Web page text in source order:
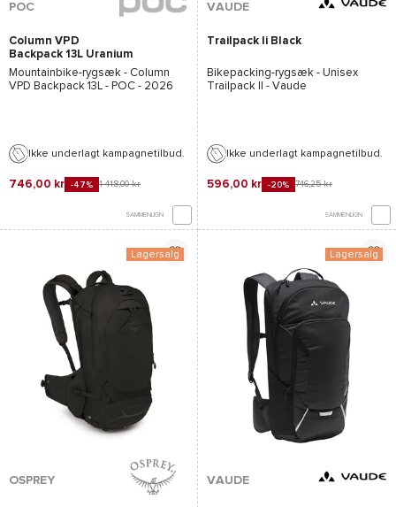
POC
Column VPD
Backpack 13L Uranium
Black
Mountainbike-rygsæk - Column
VPD Backpack 13L - POC - 2026
Ikke underlagt kampagnetilbud.
746,00 kr -47% 1 418,00 kr
SAMMENLIGN
VAUDE
Trailpack Ii Black
Bikepacking-rygsæk - Unisex
Trailpack II - Vaude
Ikke underlagt kampagnetilbud.
596,00 kr -20% 746,25 kr
SAMMENLIGN
Lagersalg
OSPREY
Lagersalg
VAUDE